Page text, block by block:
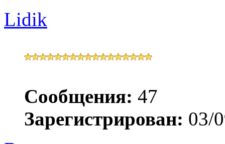
Lidik
Сообщения: 47
Зарегистрирован: 03/